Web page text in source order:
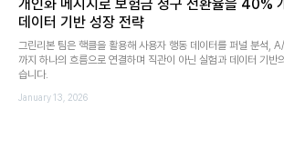
개인화 메시지로 보험금 청구 전환율을 40%
데이터 기반 성장 전략
그린리본 팀은 핵클을 활용해 사용자 행동 데이터를 퍼널 분석,
까지 하나의 흐름으로 연결하며 직관이 아닌 실험과 데이터 기반
습니다.
January 13, 2026